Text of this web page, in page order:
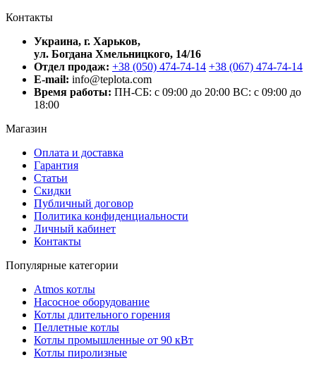
Контакты
Украина, г. Харьков,
ул. Богдана Хмельницкого, 14/16
Отдел продаж: +38 (050) 474-74-14 +38 (067) 474-74-14
E-mail: info@teplota.com
Время работы: ПН-СБ: с 09:00 до 20:00 ВС: с 09:00 до
18:00
Магазин
Оплата и доставка
Гарантия
Статьи
Скидки
Публичный договор
Политика конфиденциальности
Личный кабинет
Контакты
Популярные категории
Atmos котлы
Насосное оборудование
Котлы длительного горения
Пеллетные котлы
Котлы промышленные от 90 кВт
Котлы пиролизные